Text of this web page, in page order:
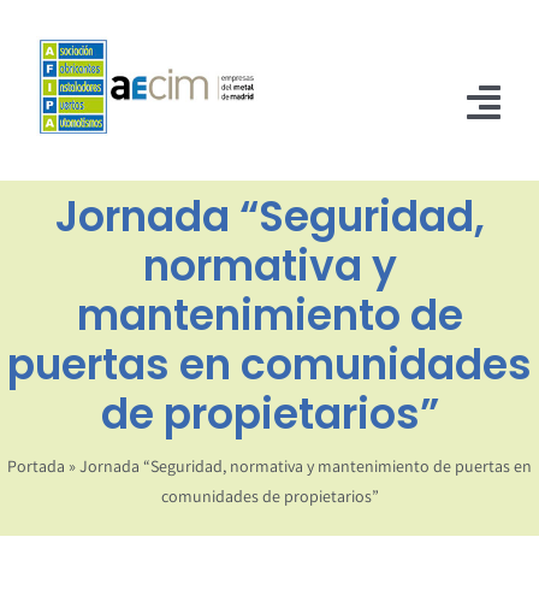
contenido
INICIO
NORMATIVA
NOTICIAS
CONTACTO
Jornada “Seguridad,
normativa y
mantenimiento de
puertas en comunidades
de propietarios”
Portada »Jornada “Seguridad, normativa y mantenimiento de puertas en
comunidades de propietarios”